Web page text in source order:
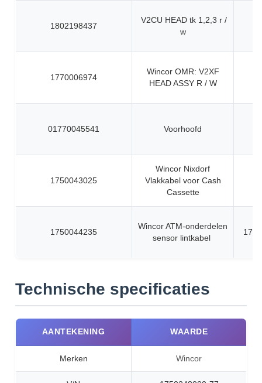
1802198437
V2CU HEAD tk 1,2,3 r /
w
1770006974
Wincor OMR: V2XF
HEAD ASSY R / W
01770045541 Voorhoofd
1750043025
Wincor Nixdorf
Vlakkabel voor Cash
Cassette
1750044235
Wincor ATM-onderdelen
sensor lintkabel
Technische specificaties
AANTEKENING WAARDE
Merken Wincor